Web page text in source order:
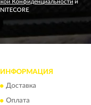
Конфиденциальности и
NITECORE
ИНФОРМАЦИЯ
Доставка
Оплата